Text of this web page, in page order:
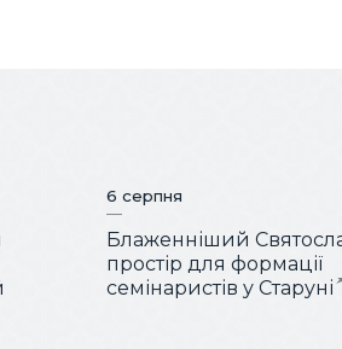
6 серпня
Блаженніший
простір для формації
семінаристів у Старуні